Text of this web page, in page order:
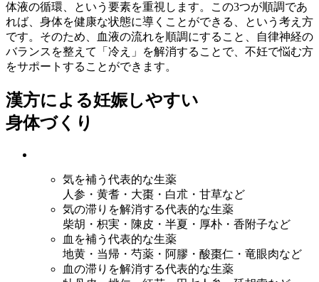
体液の循環、という要素を重視します。この3つが順調であ
れば、身体を健康な状態に導くことができる、という考え方
です。そのため、血液の流れを順調にすること、自律神経の
バランスを整えて「冷え」を解消することで、不妊で悩む方
をサポートすることができます。
漢方による妊娠しやすい
身体づくり
気を補う代表的な生薬
人参・黄耆・大棗・白朮・甘草など
気の滞りを解消する代表的な生薬
柴胡・枳実・陳皮・半夏・厚朴・香附子など
血を補う代表的な生薬
地黄・当帰・芍薬・阿膠・酸棗仁・竜眼肉など
血の滞りを解消する代表的な生薬